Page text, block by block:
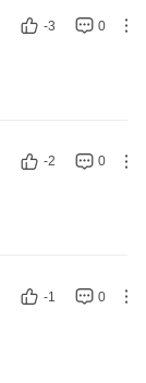
-3 0
-2 0
-1 0